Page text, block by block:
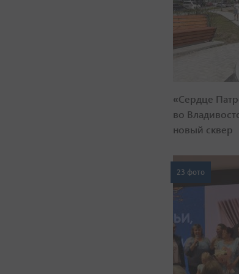
«Сердце
во
новый сквер
23 фото